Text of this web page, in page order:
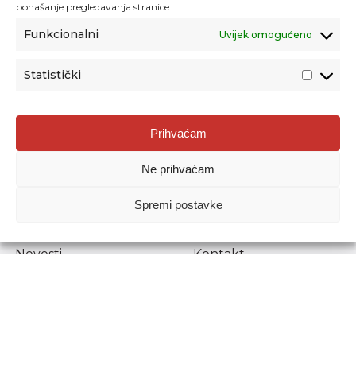
ponašanje pregledavanja stranice.
Funkcionalni Uvijek omogućeno
Statistički
Prihvaćam
Ne prihvaćam
Spremi postavke
Agencija za odgoj i obrazovanje
Donje Svetice 38, 10000 Zagreb
1778129
Prenošenje sadržaja dopušteno je uz navođenje izvora.
Novosti
Kontakt